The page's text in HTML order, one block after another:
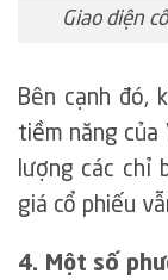
Giao diện
Bên cạnh đó,
tiềm năng của
lượng các chỉ
giá cổ phiếu
4. Một số